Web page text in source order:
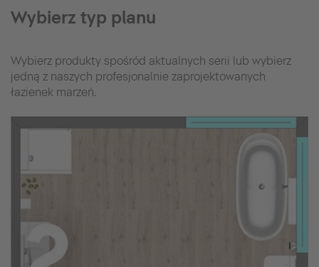
Wybierz typ planu
Wybierz produkty spośród aktualnych serii lub wybierz
jedną z naszych profesjonalnie zaprojektowanych
łazienek marzeń.